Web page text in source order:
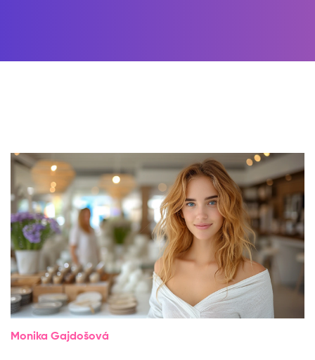
Monika Gajdošová